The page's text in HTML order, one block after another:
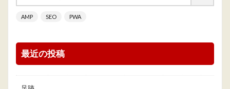
AMP SEO PWA
最近の投稿